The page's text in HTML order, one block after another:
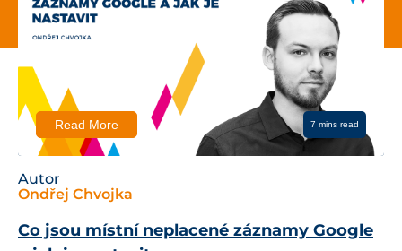
Read More 7 mins read
Autor
Ondřej Chvojka
Co jsou místní neplacené záznamy Google